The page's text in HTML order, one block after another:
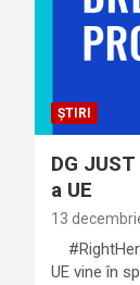
ȘTIRI
DG
a UE
13
UE vine în